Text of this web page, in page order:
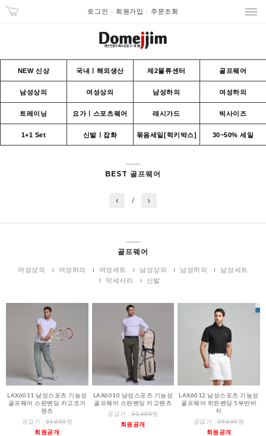
로그인 회원가입 주문조회
NEW 신상 국내ㅣ해외생산 제2물류센터 골프웨어
남성상의 여성상의 남성하의 여성하의
트레이닝 요가ㅣ스포츠웨어 래시가드 빅사이즈
1+1 Set 신발ㅣ잡화 묶음세일[럭키박스] 30~50% 세일
BEST 골프웨어
/
골프웨어
여성상의 여성하의 여성세트 남성상의 남성하의
남성세트
악세사리
신발
LAX6011 남성스포츠 기능성
골프웨어 스판밴딩 카고조거
팬츠
공급가 :31,600원
회원공개
LAX6010 남성스포츠 기능성
골프웨어 스판밴딩 카고팬츠
공급가 :31,600원
회원공개
LAX6012 남성스포츠 기능성
골프웨어 히든밴딩 5부반바
지
공급가 : 39,600원
회원공개